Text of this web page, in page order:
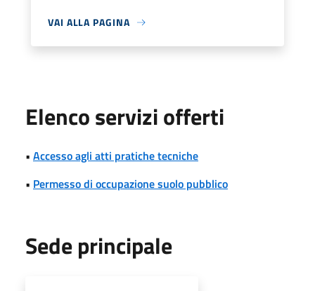
VAI ALLA PAGINA
Elenco servizi offerti
• Accesso agli atti pratiche tecniche
• Permesso di occupazione suolo pubblico
Sede principale